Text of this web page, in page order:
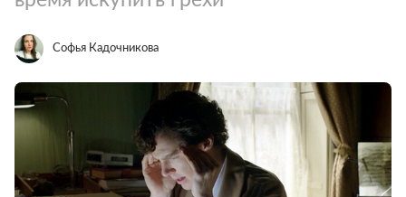
Софья Кадочникова